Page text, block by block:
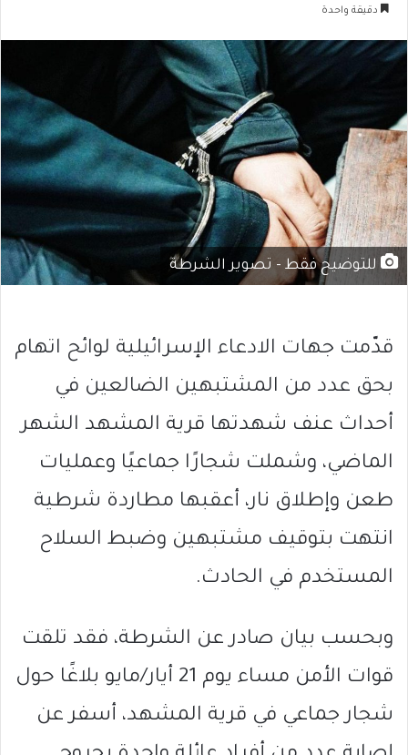
دقيقة واحدة
للتوضيح فقط - تصوير الشرطة
قدّمت جهات الادعاء الإسرائيلية لوائح اتهام
بحق عدد من المشتبهين الضالعين في
أحداث عنف شهدتها قرية المشهد الشهر
الماضي، وشملت شجارًا جماعيًا وعمليات
طعن وإطلاق نار، أعقبها مطاردة شرطية
انتهت بتوقيف مشتبهين وضبط السلاح
المستخدم في الحادث.
وبحسب بيان صادر عن الشرطة، فقد تلقت
قوات الأمن مساء يوم 21 أيار/مايو بلاغًا حول
شجار جماعي في قرية المشهد، أسفر عن